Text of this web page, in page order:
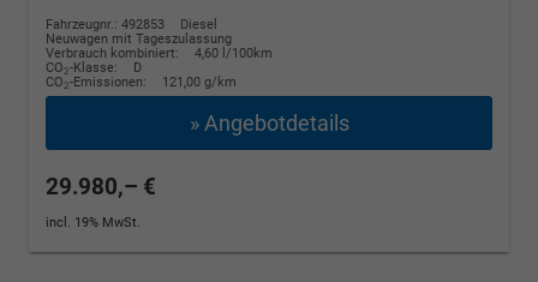
Fahrzeugnr.: 492853
Diesel
Neuwagen mit Tageszulassung
Verbrauch kombiniert:
4,60 l/100km
CO2-Klasse:
D
CO2-Emissionen: 121,00 g/km
» Angebotdetails
29.980,– €
incl. 19% MwSt.